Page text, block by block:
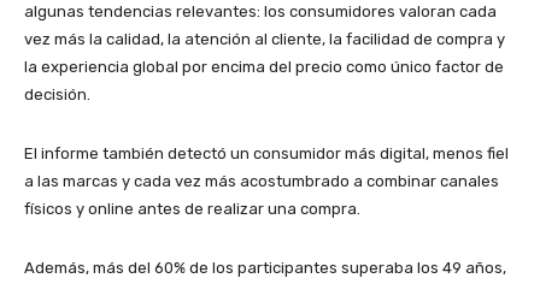
algunas tendencias relevantes: los consumidores valoran cada
vez más la calidad, la atención al cliente, la facilidad de compra y
la experiencia global por encima del precio como único factor de
decisión.
El informe también detectó un consumidor más digital, menos fiel
a las marcas y cada vez más acostumbrado a combinar canales
físicos y online antes de realizar una compra.
Además, más del 60% de los participantes superaba los 49 años,